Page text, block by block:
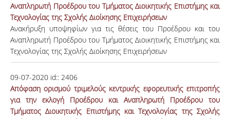
Αναπληρωτή Προέδρου του Τμήματος Διοικητικής Επιστήμης και
Τεχνολογίας της Σχολής Διοίκησης Επιχειρήσεων
Ανακήρυξη υποψηφίων για τις θέσεις του Προέδρου και του
Αναπληρωτή Προέδρου του Τμήματος Διοικητικής Επιστήμης και
Τεχνολογίας της Σχολής Διοίκησης Επιχειρήσεων
09-07-2020 id:: 2406
Απόφαση ορισμού τριμελούς κεντρικής εφορευτικής επιτροπής
για την εκλογή Προέδρου και Αναπληρωτή Προέδρου του
Τμήματος Διοικητικής Επιστήμης και Τεχνολογίας της Σχολής